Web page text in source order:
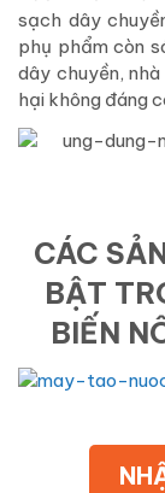
sạch dây
phụ phẩm còn
dây chuyền,
hại không đáng
CÁC
BẬT
BIẾN